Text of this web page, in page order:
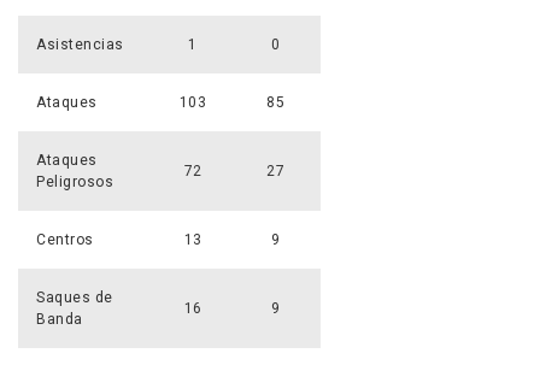
Asistencias 1 0
Ataques 103 85
Ataques
Peligrosos
72 27
Centros 13 9
Saques de
Banda
16 9